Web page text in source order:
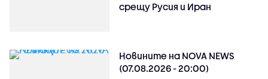
срещу Русия и Иран
Новините на NOVA NEWS
(07.08.2026 - 20:00)